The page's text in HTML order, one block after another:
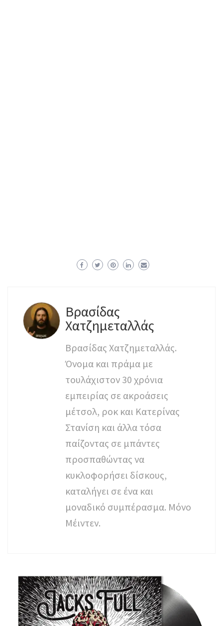
Βρασίδας
Χατζημεταλλάς
Βρασίδας Χατζημεταλλάς.
Όνομα και πράμα με
τουλάχιστον 30 χρόνια
εμπειρίας σε ακροάσεις
μέτσολ, ροκ και Κατερίνας
Στανίση και άλλα τόσα
παίζοντας σε μπάντες
προσπαθώντας να
κυκλοφορήσει δίσκους,
καταλήγει σε ένα και
μοναδικό συμπέρασμα. Μόνο
Μέιντεν.